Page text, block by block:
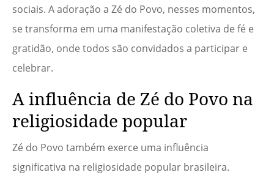
sociais. A adoração a Zé do Povo, nesses momentos,
se transforma em uma manifestação coletiva de fé e
gratidão, onde todos são convidados a participar e
celebrar.
A influência de Zé do Povo na
religiosidade popular
Zé do Povo também exerce uma influência
significativa na religiosidade popular brasileira.